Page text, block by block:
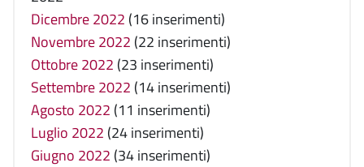
Dicembre 2022 (16 inserimenti)
Novembre 2022 (22 inserimenti)
Ottobre 2022 (23 inserimenti)
Settembre 2022 (14 inserimenti)
Agosto 2022 (11 inserimenti)
Luglio 2022 (24 inserimenti)
Giugno 2022 (34 inserimenti)